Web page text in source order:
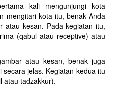
kali mengunjungi kota
mengitari kota itu, benak Anda
atau kesan. Pada kegiatan itu,
(qabul atau receptive) atau
atau kesan, benak juga
jelas. Kegiatan kedua itu
atau tadzakkur).